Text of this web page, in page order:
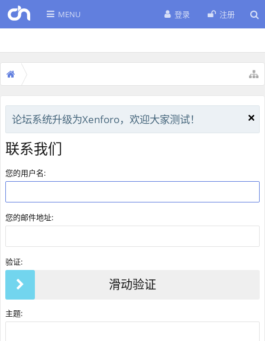
MENU 登录 注册
论坛系统升级为Xenforo，欢迎大家测试！
联系我们
您的用户名:
您的邮件地址:
验证:
滑动验证
主题: